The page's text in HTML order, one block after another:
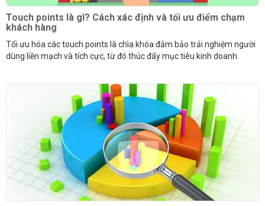
Touch points là gì? Cách xác định và tối ưu điểm chạm
khách hàng
Tối ưu hóa các touch points là chìa khóa đảm bảo trải nghiệm người
dùng liền mạch và tích cực, từ đó thúc đẩy mục tiêu kinh doanh.